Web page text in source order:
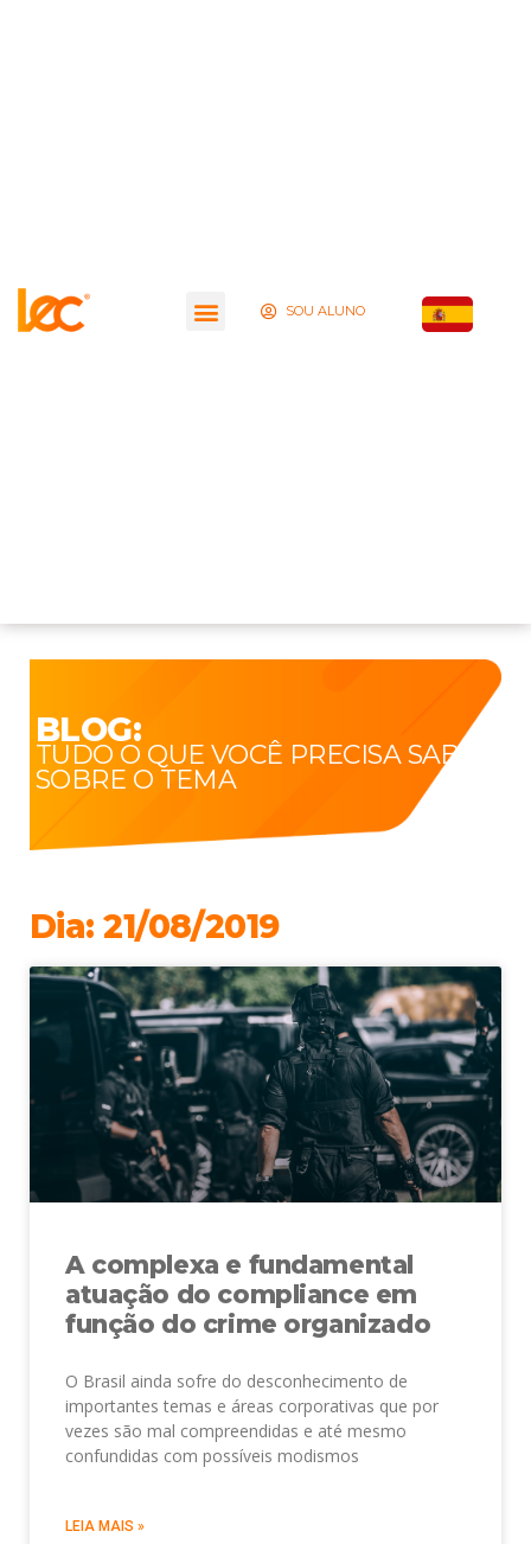
SOU ALUNO
BLOG:
TUDO O QUE VOCÊ PRECISA SABER
SOBRE O TEMA
Dia: 21/08/2019
A complexa e fundamental
atuação do compliance em
função do crime organizado
O Brasil ainda sofre do desconhecimento de
importantes temas e áreas corporativas que por
vezes são mal compreendidas e até mesmo
confundidas com possíveis modismos
LEIA MAIS »